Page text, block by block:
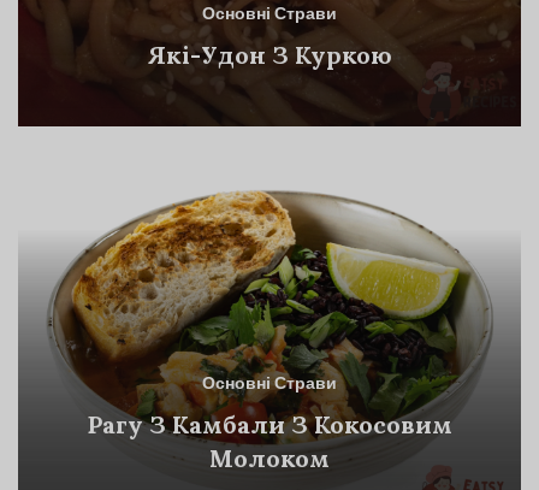
Основні Страви
Які-Удон З Куркою
Основні Страви
Рагу З Камбали З Кокосовим
Молоком